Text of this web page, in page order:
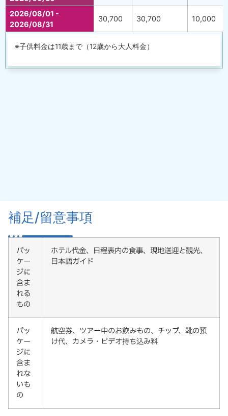
2026/08/01 -
2026/08/31
30,700 30,700 10,000
※子供料金は11歳まで（12歳から大人料金）
補足/留意事項
パッ
ケー
ジに
含ま
れる
もの
ホテル代金、日程表内の食事、現地送迎と観光、
日本語ガイド
パッ
ケー
ジに
含ま
れな
いも
の
航空券、ツアー中のお飲みもの、チップ、靴の預
け代、カメラ・ビデオ持ち込み料